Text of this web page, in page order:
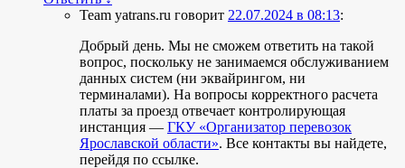
Team yatrans.ru говорит 22.07.2024 в 08:13:
Добрый день. Мы не сможем ответить на такой
вопрос, поскольку не занимаемся обслуживанием
данных систем (ни эквайрингом, ни
терминалами). На вопросы корректного расчета
платы за проезд отвечает контролирующая
инстанция — ГКУ «Организатор перевозок
Ярославской области». Все контакты вы найдете,
перейдя по ссылке.